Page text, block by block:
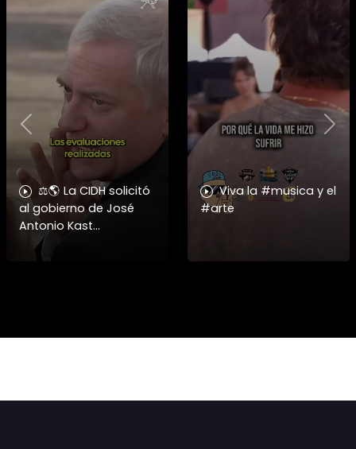
⚖️🌎 La CIDH solicitó
al gobierno de José
Antonio Kast
información detallada
sobre cambios
Viva la #musica y el
#arte
Previous